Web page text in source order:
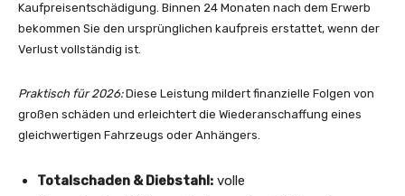
Kaufpreisentschädigung. Binnen 24 Monaten nach dem Erwerb
bekommen Sie den ursprünglichen kaufpreis erstattet, wenn der
Verlust vollständig ist.
Praktisch für 2026:Diese Leistung mildert finanzielle Folgen von
großen schäden und erleichtert die Wiederanschaffung eines
gleichwertigen Fahrzeugs oder Anhängers.
Totalschaden & Diebstahl: volle